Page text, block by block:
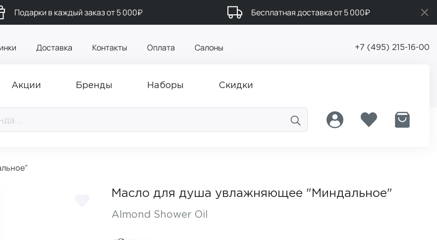
Подарки в каждый заказ от 5 000₽ Бесплатная доставка от 5 000₽
Доставка Контакты Оплата Салоны +7 (495) 215-16-00
Акции Бренды Наборы Скидки
Масло для душа увлажняющее "Миндальное"
Almond Shower Oil